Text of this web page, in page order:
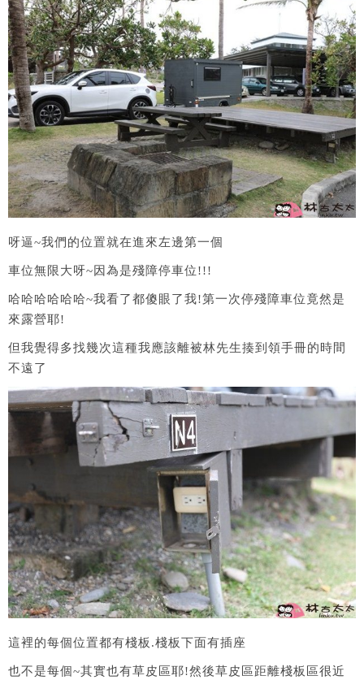
呀逼~我們的位置就在進來左邊第一個
車位無限大呀~因為是殘障停車位!!!
哈哈哈哈哈哈~我看了都傻眼了我!第一次停殘障車位竟然是
來露營耶!
但我覺得多找幾次這種我應該離被林先生揍到領手冊的時間
不遠了
這裡的每個位置都有棧板.棧板下面有插座
也不是每個~其實也有草皮區耶!然後草皮區距離棧板區很近